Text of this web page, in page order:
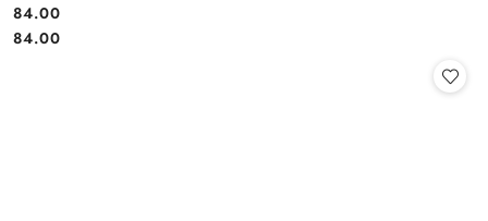
Cena:
84.00
Cena:
84.00